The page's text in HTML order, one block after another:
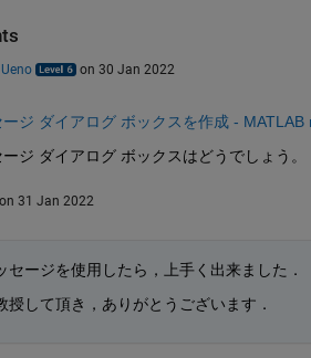
on 30 Jan 2022
ージ ダイアログ ボックスを作成 -
ージ ダイアログ ボックスはどうでしょう。
on 31 Jan 2022
セージを使用したら，上手く出来ました．
授して頂き，ありがとうございます．